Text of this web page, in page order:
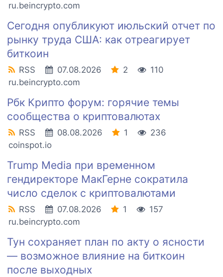
ru.beincrypto.com
Сегодня опубликуют июльский отчет по
рынку труда США: как отреагирует
биткоин
RSS 07.08.2026 2
110
ru.beincrypto.com
Рбк Крипто форум: горячие темы
сообщества о криптовалютах
RSS 08.08.2026 1
236
coinspot.io
Trump Media при временном
гендиректоре МакГерне сократила
число сделок с криптовалютами
RSS 07.08.2026 1
157
ru.beincrypto.com
Тун сохраняет план по акту о ясности
— возможное влияние на биткоин
после выходных